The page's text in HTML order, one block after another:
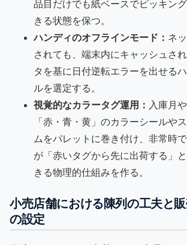
品目だけでも紙ベースでピッキン
きる状態を保つ。
ハンディのオフラインモード： ネ
されても、端末内にキャッシュさ
タを基に日付逆転エラーを出せる
ルを選定する。
視覚的なカラータグ運用： 入庫月
「赤・青・黄」のカラーシールや
ムをパレットに巻き付け、非常時
が「赤いタグから先に出荷する」
きる物理的仕組みを作る。
小売店舗における陳列の工夫と
の設定